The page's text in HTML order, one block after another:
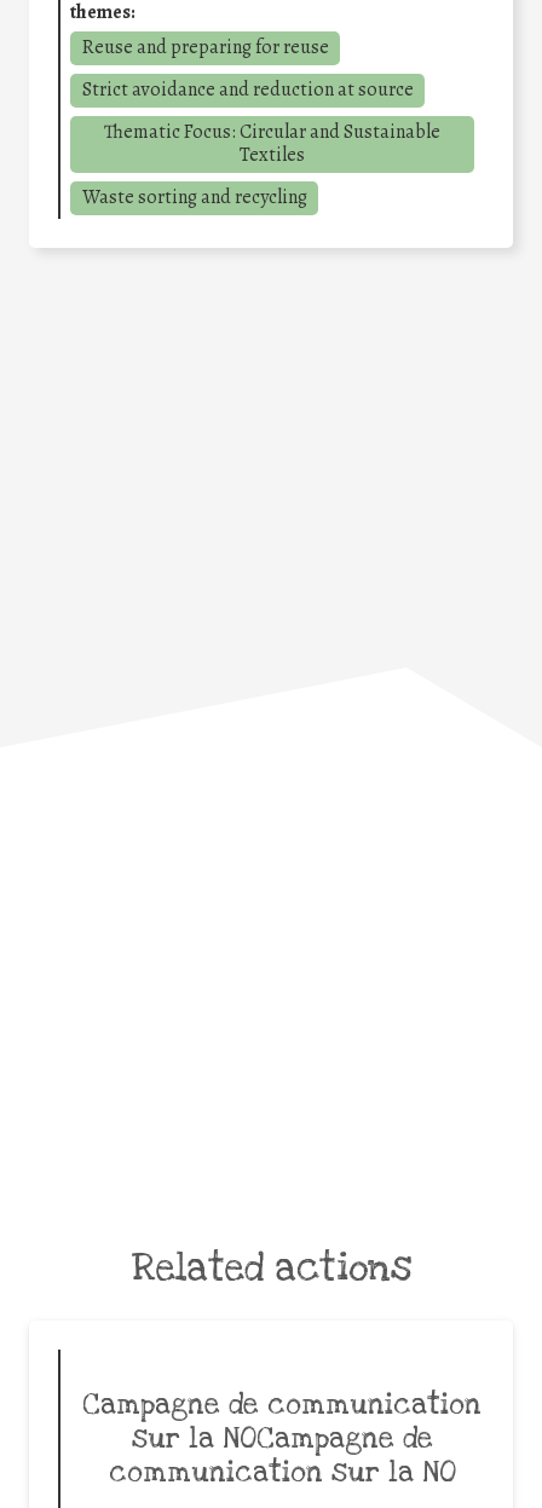
themes:
Reuse and preparing for reuse
Strict avoidance and reduction at source
Thematic Focus: Circular and Sustainable
Textiles
Waste sorting and recycling
Related actions
Campagne de communication
sur la NOCampagne de
communication sur la NO